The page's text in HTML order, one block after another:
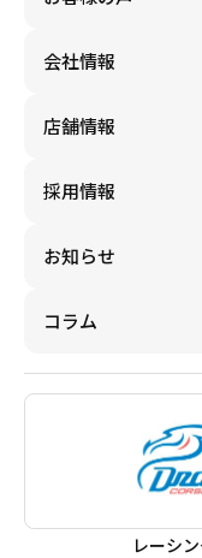
会社情報
店舗情報
採用情報
お知らせ
コラム
レーシ